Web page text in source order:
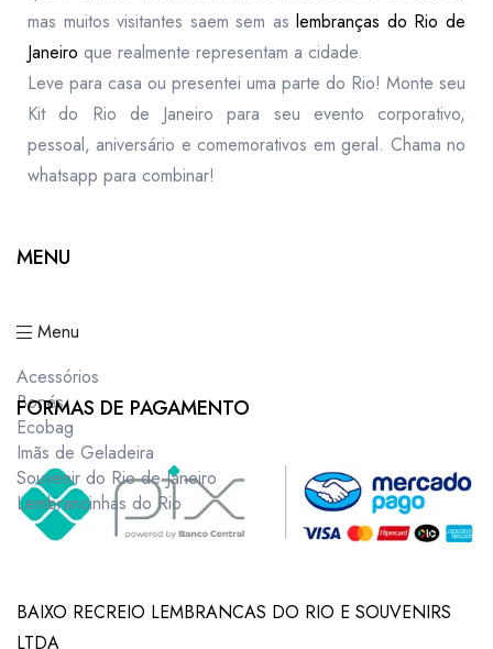
mas muitos visitantes saem sem aslembranças do Rio de
Janeiro que realmente representam a cidade.
Leve para casa ou presentei uma parte do Rio! Monte seu
Kit do Rio de Janeiro para seu evento corporativo,
pessoal, aniversário e comemorativos em geral. Chama no
whatsapp para combinar!
MENU
Menu
Acessórios
Bonés
Ecobag
Imãs de Geladeira
Souvenir do Rio de Janeiro
Lembrancinhas do Rio
FORMAS DE PAGAMENTO
BAIXO RECREIO LEMBRANCAS DO RIO E SOUVENIRS
LTDA